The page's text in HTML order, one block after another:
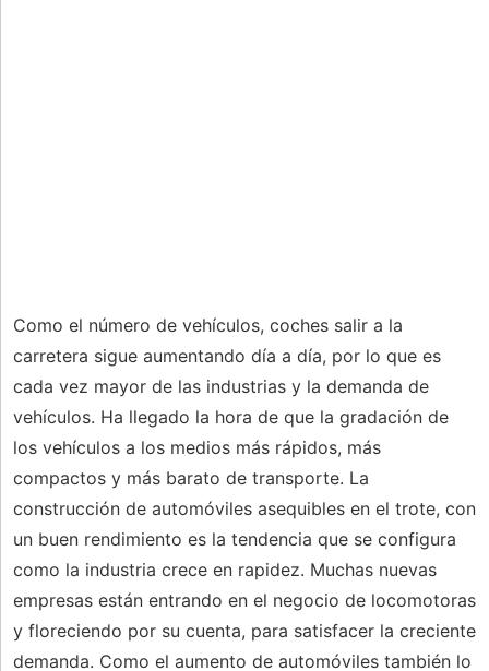
Como el número de vehículos, coches salir a la
carretera sigue aumentando día a día, por lo que es
cada vez mayor de las industrias y la demanda de
vehículos. Ha llegado la hora de que la gradación de
los vehículos a los medios más rápidos, más
compactos y más barato de transporte. La
construcción de automóviles asequibles en el trote, con
un buen rendimiento es la tendencia que se configura
como la industria crece en rapidez. Muchas nuevas
empresas están entrando en el negocio de locomotoras
y floreciendo por su cuenta, para satisfacer la creciente
demanda. Como el aumento de automóviles también lo